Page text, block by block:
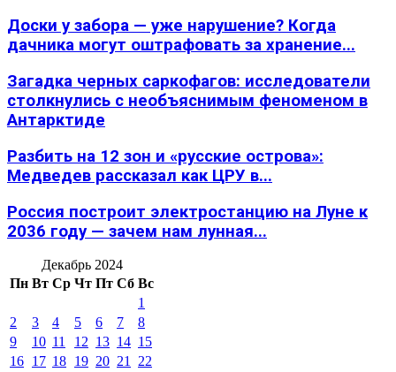
Доски у забора — уже нарушение? Когда
дачника могут оштрафовать за хранение...
Загадка черных саркофагов: исследователи
столкнулись с необъяснимым феноменом в
Антарктиде
Разбить на 12 зон и «русские острова»:
Медведев рассказал как ЦРУ в...
Россия построит электростанцию на Луне к
2036 году — зачем нам лунная...
Декабрь 2024
Пн Вт Ср Чт Пт Сб Вс
1
2
3 4 5 6 7
8
9
10 11 12 13 14 15
16 17 18 19 20 21
22